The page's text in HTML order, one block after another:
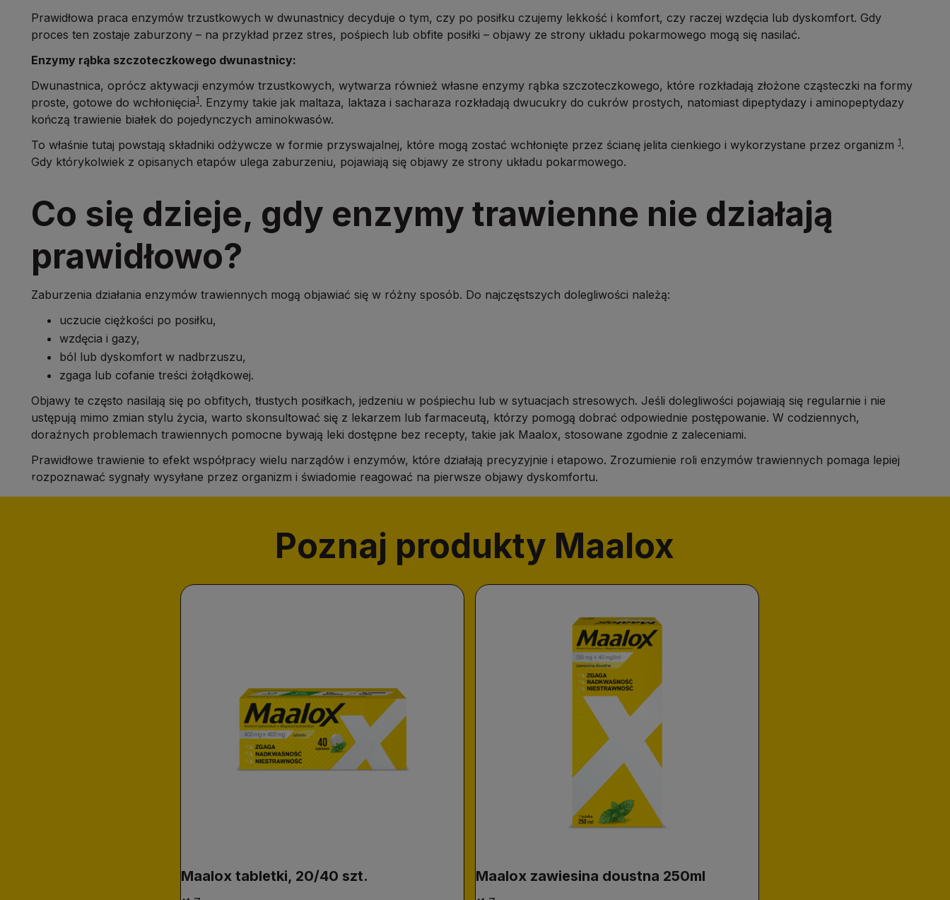
Prawidłowa praca enzymów trzustkowych w dwunastnicy decyduje o tym, czy po posiłku czujemy lekkość i komfort, czy raczej wzdęcia lub dyskomfort. Gdy
proces ten zostaje zaburzony – na przykład przez stres, pośpiech lub obfite posiłki – objawy ze strony układu pokarmowego mogą się nasilać.
Enzymy rąbka szczoteczkowego dwunastnicy:
Dwunastnica, oprócz aktywacji enzymów trzustkowych, wytwarza również własne enzymy rąbka szczoteczkowego, które rozkładają złożone cząsteczki na formy
proste, gotowe do wchłonięcia1. Enzymy takie jak maltaza, laktaza i sacharaza rozkładają dwucukry do cukrów prostych, natomiast dipeptydazy i aminopeptydazy
kończą trawienie białek do pojedynczych aminokwasów.
To właśnie tutaj powstają składniki odżywcze w formie przyswajalnej, które mogą zostać wchłonięte przez ścianę jelita cienkiego i wykorzystane przez organizm 1.
Gdy którykolwiek z opisanych etapów ulega zaburzeniu, pojawiają się objawy ze strony układu pokarmowego.
Co się dzieje, gdy enzymy trawienne nie działają
prawidłowo?
Zaburzenia działania enzymów trawiennych mogą objawiać się w różny sposób. Do najczęstszych dolegliwości należą:
uczucie ciężkości po posiłku,
wzdęcia i gazy,
ból lub dyskomfort w nadbrzuszu,
zgaga lub cofanie treści żołądkowej.
Objawy te często nasilają się po obfitych, tłustych posiłkach, jedzeniu w pośpiechu lub w sytuacjach stresowych. Jeśli dolegliwości pojawiają się regularnie i nie
ustępują mimo zmian stylu życia, warto skonsultować się z lekarzem lub farmaceutą, którzy pomogą dobrać odpowiednie postępowanie. W codziennych,
doraźnych problemach trawiennych pomocne bywają leki dostępne bez recepty, takie jak Maalox, stosowane zgodnie z zaleceniami.
Prawidłowe trawienie to efekt współpracy wielu narządów i enzymów, które działają precyzyjnie i etapowo. Zrozumienie roli enzymów trawiennych pomaga lepiej
rozpoznawać sygnały wysyłane przez organizm i świadomie reagować na pierwsze objawy dyskomfortu.
Poznaj produkty Maalox
Maalox tabletki, 20/40 szt. Maalox zawiesina doustna 250ml